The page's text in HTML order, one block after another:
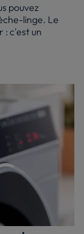
pouvez
linge. Le
: c'est un